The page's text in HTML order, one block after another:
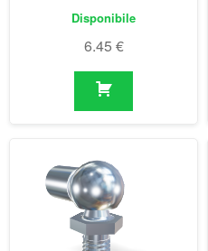
Disponibile
6.45 €